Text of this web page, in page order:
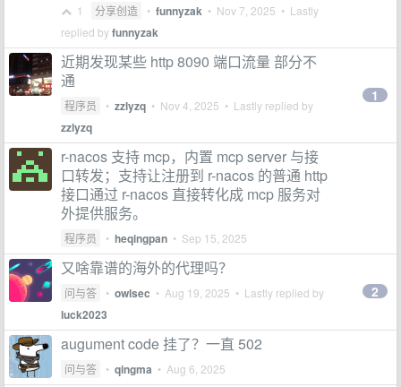
1 分享创造 • funnyzak • Nov 7, 2025 • Lastly
replied byfunnyzak
近期发现某些 http 8090 端口流量 部分不
通
程序员 • zzlyzq • Nov 4, 2025 • Lastly replied by
zzlyzq
1
r-nacos 支持 mcp，内置 mcp server 与接
口转发；支持让注册到 r-nacos 的普通 http
接口通过 r-nacos 直接转化成 mcp 服务对
外提供服务。
程序员 • heqingpan • Sep 15, 2025
又啥靠谱的海外的代理吗？
问与答 • owlsec • Aug 19, 2025 • Lastly replied by
luck2023
2
augument code 挂了？一直 502
问与答 • qingma • Aug 6, 2025